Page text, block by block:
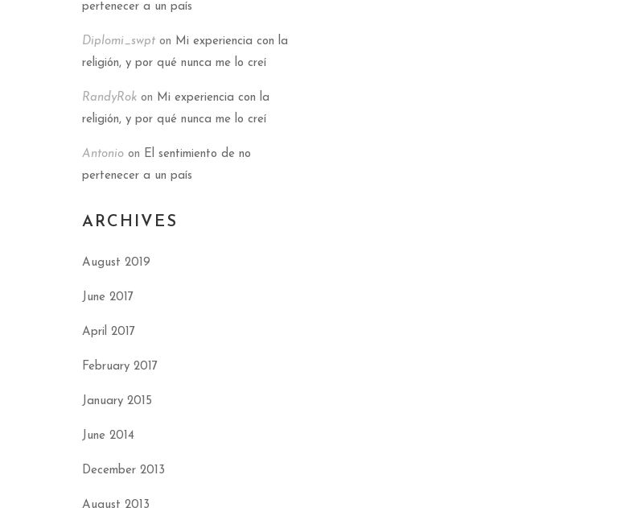
pertenecer a un país
Diplomi_swpt on Mi experiencia con la
religión, y por qué nunca me lo creí
RandyRok on Mi experiencia con la
religión, y por qué nunca me lo creí
Antonio on El sentimiento de no
pertenecer a un país
ARCHIVES
August 2019
June 2017
April 2017
February 2017
January 2015
June 2014
December 2013
August 2013